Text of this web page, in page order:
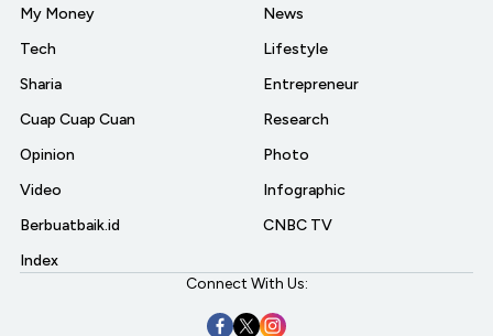
My Money
Tech
Sharia
Cuap Cuap Cuan
Opinion
Video
Berbuatbaik.id
Index
News
Lifestyle
Entrepreneur
Research
Photo
Infographic
CNBC TV
Connect With Us: